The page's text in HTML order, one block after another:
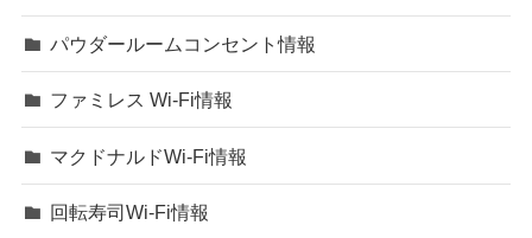
パウダールームコンセント情報
ファミレス Wi-Fi情報
マクドナルドWi-Fi情報
回転寿司Wi-Fi情報